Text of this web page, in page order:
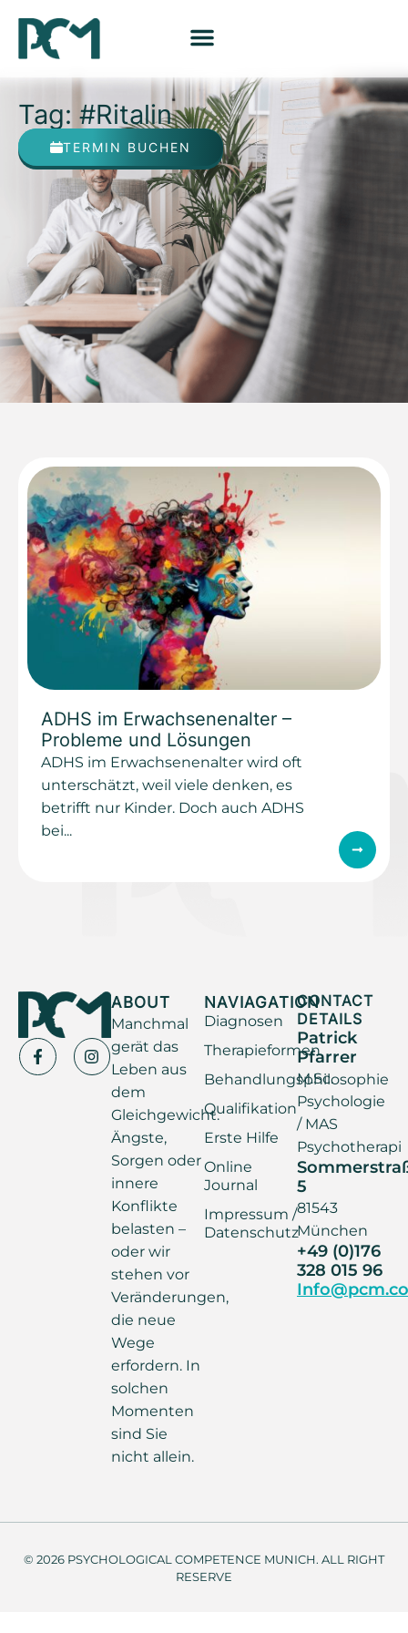
Tag: #Ritalin
TERMIN BUCHEN
ADHS im Erwachsenenalter –
Probleme und Lösungen
ADHS im Erwachsenenalter wird oft
unterschätzt, weil viele denken, es
betrifft nur Kinder. Doch auch ADHS
bei...
ABOUT
Manchmal
gerät das
Leben aus
dem
Gleichgewicht.
Ängste,
Sorgen oder
innere
Konflikte
belasten –
oder wir
stehen vor
Veränderungen,
die neue
Wege
erfordern. In
solchen
Momenten
sind Sie
nicht allein.
NAVIAGATION
Diagnosen
Therapieformen
Behandlungsphilosophie
Qualifikation
Erste Hilfe
Online
Journal
Impressum /
Datenschutz
CONTACT
DETAILS
Patrick
Pfarrer
M.Sc.
Psychologie
/ MAS
Psychotherapi
5
81543
München
+49 (0)176
328 015 96
© 2026 PSYCHOLOGICAL COMPETENCE MUNICH. ALL RIGHT
RESERVE